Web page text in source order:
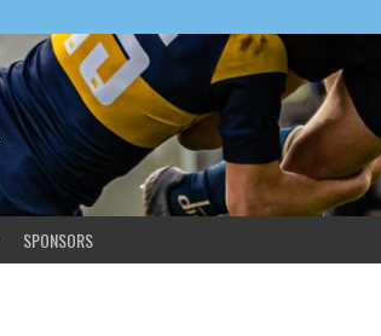
SPONSORS